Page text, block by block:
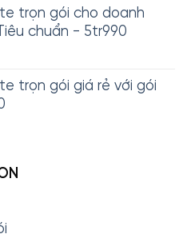
trọn gói cho doanh
chuẩn - 5tr990
trọn gói giá rẻ với gói